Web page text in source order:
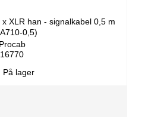
XLR han - signalkabel 0,5 m
0,5)
Procab
16770
På lager